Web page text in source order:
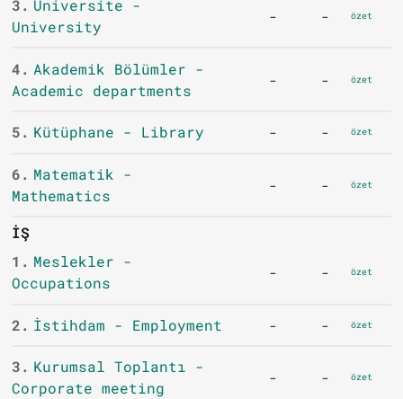
3. Üniversite -
University
- - özet
4. Akademik Bölümler -
Academic departments
- - özet
5. Kütüphane - Library - - özet
6. Matematik -
Mathematics
- - özet
İŞ
1. Meslekler -
Occupations
- - özet
2. İstihdam - Employment - - özet
3. Kurumsal Toplantı -
Corporate meeting
- - özet